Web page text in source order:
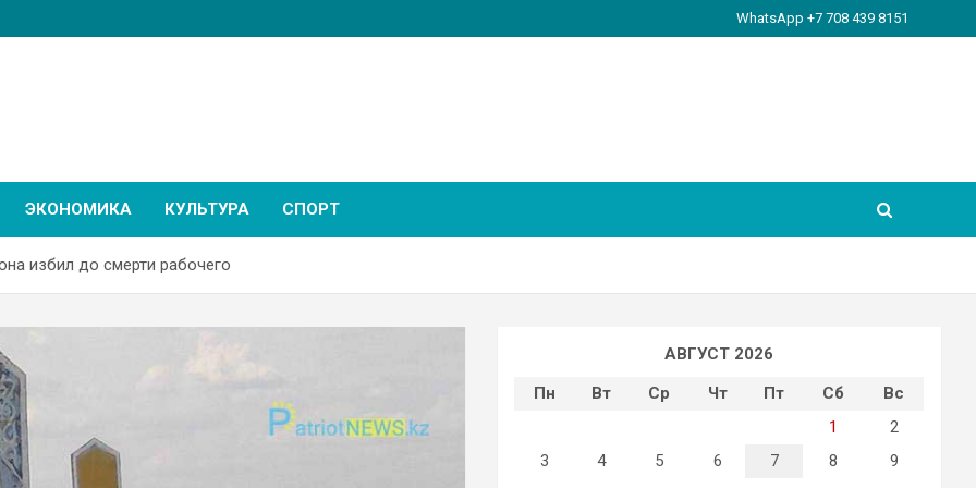
WhatsApp +7 708 439 8151
ЭКОНОМИКА КУЛЬТУРА СПОРТ
избил до смерти рабочего
АВГУСТ 2026
Пн
Вт Ср Чт Пт Сб
Вс
1
2
3
4 5 6 7 8
9